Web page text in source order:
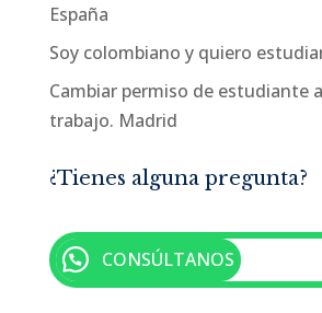
España
Soy colombiano y quiero
Cambiar permiso de estudiante
trabajo. Madrid
¿Tienes alguna pregunta?
CONSÚLTANOS